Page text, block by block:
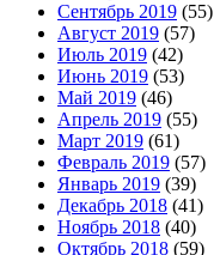
Сентябрь 2019 (55)
Август 2019 (57)
Июль 2019 (42)
Июнь 2019 (53)
Май 2019 (46)
Апрель 2019 (55)
Март 2019 (61)
Февраль 2019 (57)
Январь 2019 (39)
Декабрь 2018 (41)
Ноябрь 2018 (40)
Октябрь 2018 (59)